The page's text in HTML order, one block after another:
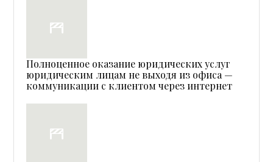
Полноценное оказание юридических услуг
юридическим лицам не выходя из офиса —
коммуникации с клиентом через интернет